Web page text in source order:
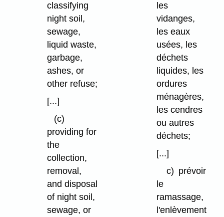
classifying
night soil,
sewage,
liquid waste,
garbage,
ashes, or
other refuse;
[...]
(c)
providing for
the
collection,
removal,
and disposal
of night soil,
sewage, or
les
vidanges,
les eaux
usées, les
déchets
liquides, les
ordures
ménagères,
les cendres
ou autres
déchets;
[...]
c) prévoir
le
ramassage,
l'enlèvement